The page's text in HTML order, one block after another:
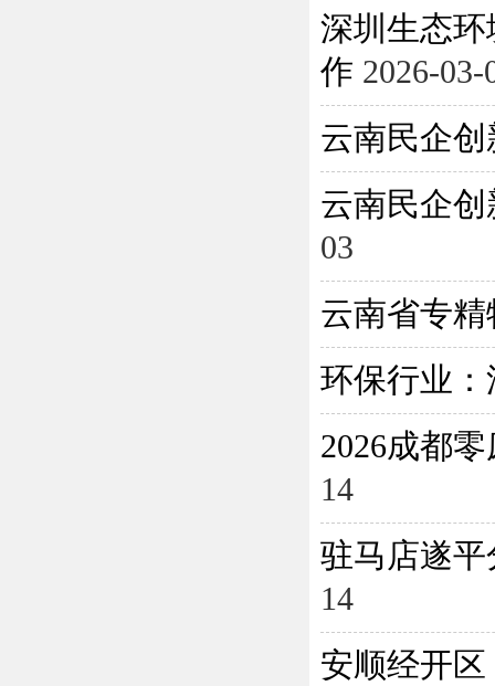
深圳生态
作 2026-03-
云南民企
云南民企
03
云南省专
环保行业
2026成都
14
驻马店遂平
14
安顺经开